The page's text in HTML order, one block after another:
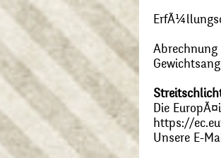
Abrechnung
Die
https://
Unsere E-